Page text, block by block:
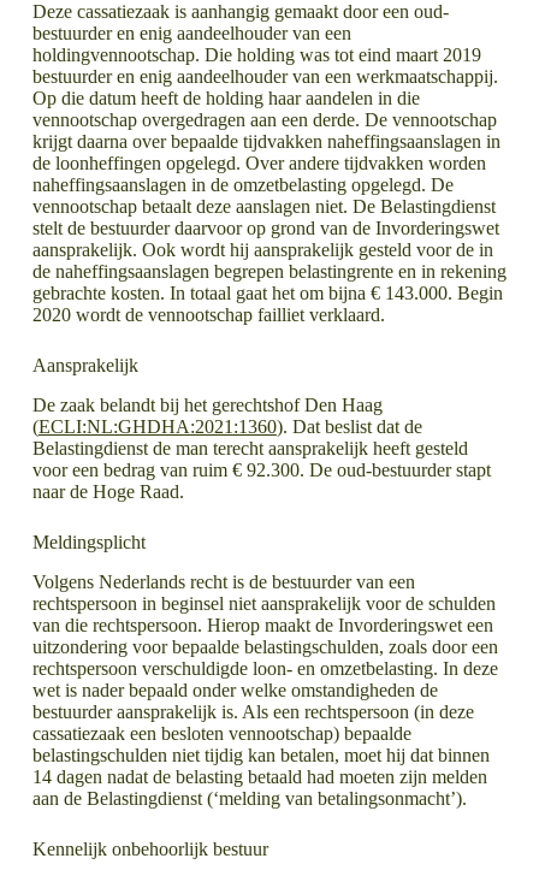
Deze cassatiezaak is aanhangig gemaakt door een oud-
bestuurder en enig aandeelhouder van een
holdingvennootschap. Die holding was tot eind maart 2019
bestuurder en enig aandeelhouder van een werkmaatschappij.
Op die datum heeft de holding haar aandelen in die
vennootschap overgedragen aan een derde. De vennootschap
krijgt daarna over bepaalde tijdvakken naheffingsaanslagen in
de loonheffingen opgelegd. Over andere tijdvakken worden
naheffingsaanslagen in de omzetbelasting opgelegd. De
vennootschap betaalt deze aanslagen niet. De Belastingdienst
stelt de bestuurder daarvoor op grond van de Invorderingswet
aansprakelijk. Ook wordt hij aansprakelijk gesteld voor de in
de naheffingsaanslagen begrepen belastingrente en in rekening
gebrachte kosten. In totaal gaat het om bijna € 143.000. Begin
2020 wordt de vennootschap failliet verklaard.
Aansprakelijk
De zaak belandt bij het gerechtshof Den Haag
(ECLI:NL:GHDHA:2021:1360). Dat beslist dat de
Belastingdienst de man terecht aansprakelijk heeft gesteld
voor een bedrag van ruim € 92.300. De oud-bestuurder stapt
naar de Hoge Raad.
Meldingsplicht
Volgens Nederlands recht is de bestuurder van een
rechtspersoon in beginsel niet aansprakelijk voor de schulden
van die rechtspersoon. Hierop maakt de Invorderingswet een
uitzondering voor bepaalde belastingschulden, zoals door een
rechtspersoon verschuldigde loon- en omzetbelasting. In deze
wet is nader bepaald onder welke omstandigheden de
bestuurder aansprakelijk is. Als een rechtspersoon (in deze
cassatiezaak een besloten vennootschap) bepaalde
belastingschulden niet tijdig kan betalen, moet hij dat binnen
14 dagen nadat de belasting betaald had moeten zijn melden
aan de Belastingdienst (‘melding van betalingsonmacht’).
Kennelijk onbehoorlijk bestuur